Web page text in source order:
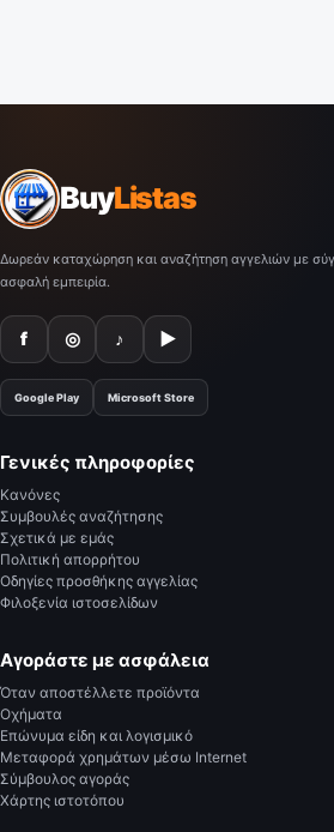
BuyListas
Δωρεάν καταχώρηση και αναζήτηση αγγελιών με
ασφαλή εμπειρία.
f ◎ ♪ ▶
Google Play Microsoft Store
Γενικές πληροφορίες
Κανόνες
Συμβουλές αναζήτησης
Σχετικά με εμάς
Πολιτική απορρήτου
Οδηγίες προσθήκης αγγελίας
Φιλοξενία ιστοσελίδων
Αγοράστε με ασφάλεια
Όταν αποστέλλετε προϊόντα
Οχήματα
Επώνυμα είδη και λογισμικό
Μεταφορά χρημάτων μέσω Internet
Σύμβουλος αγοράς
Χάρτης ιστοτόπου